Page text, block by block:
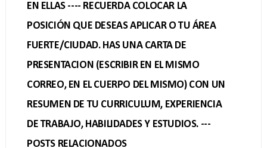
EN ELLAS ---- RECUERDA COLOCAR LA
POSICIÓN QUE DESEAS APLICAR O TU ÁREA
FUERTE/CIUDAD. HAS UNA CARTA DE
PRESENTACION (ESCRIBIR EN EL MISMO
CORREO, EN EL CUERPO DEL MISMO) CON UN
RESUMEN DE TU CURRICULUM, EXPERIENCIA
DE TRABAJO, HABILIDADES Y ESTUDIOS. ---
POSTS RELACIONADOS